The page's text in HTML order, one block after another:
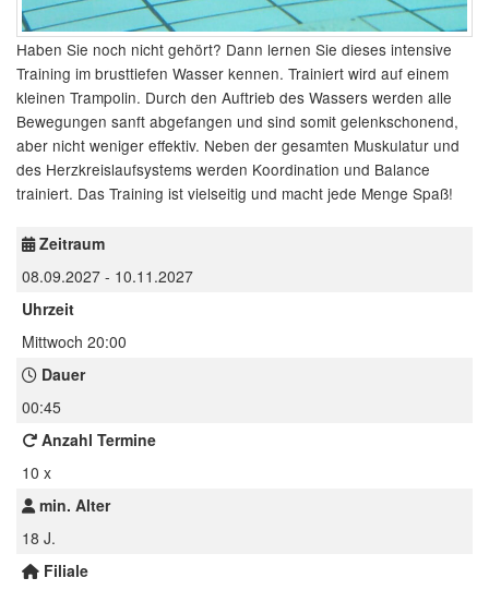
Haben Sie noch nicht gehört? Dann lernen Sie dieses intensive
Training im brusttiefen Wasser kennen. Trainiert wird auf einem
kleinen Trampolin. Durch den Auftrieb des Wassers werden alle
Bewegungen sanft abgefangen und sind somit gelenkschonend,
aber nicht weniger effektiv. Neben der gesamten Muskulatur und
des Herzkreislaufsystems werden Koordination und Balance
trainiert. Das Training ist vielseitig und macht jede Menge Spaß!
Zeitraum
08.09.2027 - 10.11.2027
Uhrzeit
Mittwoch 20:00
Dauer
00:45
Anzahl Termine
10 x
min. Alter
18 J.
Filiale